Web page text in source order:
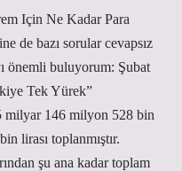
Için Ne Kadar Para
de bazı sorular cevapsız
önemli buluyorum: Şubat
Tek Yürek”
milyar 146 milyon 528 bin
lirası toplanmıştır.
şu ana kadar toplam